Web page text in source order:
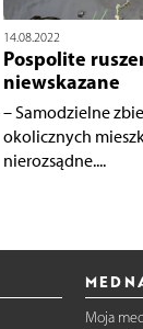
14.08.2022
Pospolite
niewskazane
– Samodzielne
okolicznych
nierozsądne....
Moja